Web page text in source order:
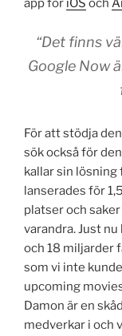
app för iOS och
“Det finns
Google Now
För att stödja
sök också för
kallar sin lösning
lanserades för
platser och
varandra. Just
och 18 miljarder
som vi inte
upcoming
Damon är en
medverkar i och